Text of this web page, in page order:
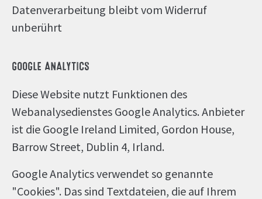
Datenverarbeitung bleibt vom Widerruf
unberührt
GOOGLE ANALYTICS
Diese Website nutzt Funktionen des
Webanalysedienstes Google Analytics. Anbieter
ist die Google Ireland Limited, Gordon House,
Barrow Street, Dublin 4, Irland.
Google Analytics verwendet so genannte
"Cookies". Das sind Textdateien, die auf Ihrem